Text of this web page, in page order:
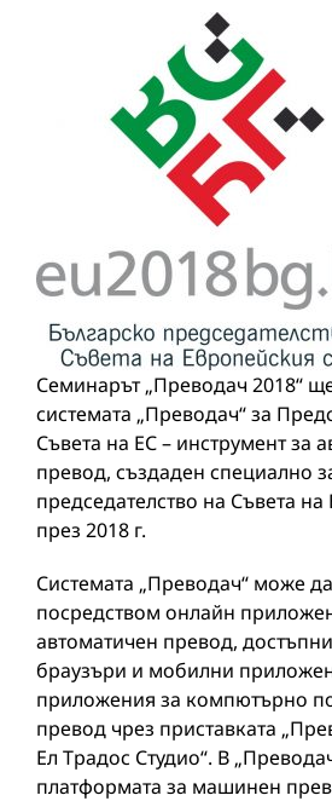
Семинарът „Преводач 2018“
системата „Преводач“ за
Съвета на ЕС – инструмент за
превод, създаден специално
председателство на Съвета
през 2018 г.
Системата „Преводач“ може
посредством онлайн
автоматичен превод,
браузъри и мобилни
приложения за компютърно
превод чрез приставката
Ел Традос Студио“. В
платформата за машинен